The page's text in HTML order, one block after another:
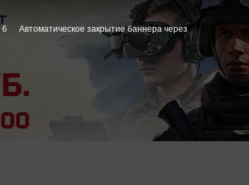
5 Автоматическое закрытие баннера через